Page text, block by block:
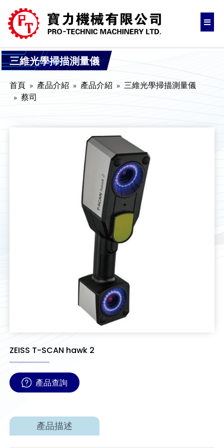
三維光學掃描測量儀
首頁 產品介紹 產品介紹
三維光學掃描測量儀
蔡司
ZEISS T-SCAN hawk 2
產品查詢
產品描述